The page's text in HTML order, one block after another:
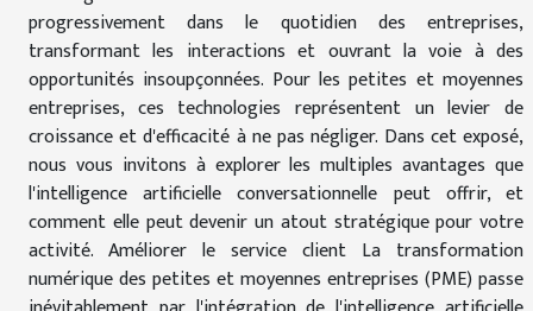
progressivement dans le quotidien des entreprises,
transformant les interactions et ouvrant la voie à des
opportunités insoupçonnées. Pour les petites et moyennes
entreprises, ces technologies représentent un levier de
croissance et d'efficacité à ne pas négliger. Dans cet exposé,
nous vous invitons à explorer les multiples avantages que
l'intelligence artificielle conversationnelle peut offrir, et
comment elle peut devenir un atout stratégique pour votre
activité. Améliorer le service client La transformation
numérique des petites et moyennes entreprises (PME) passe